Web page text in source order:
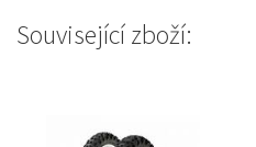
Související zboží: